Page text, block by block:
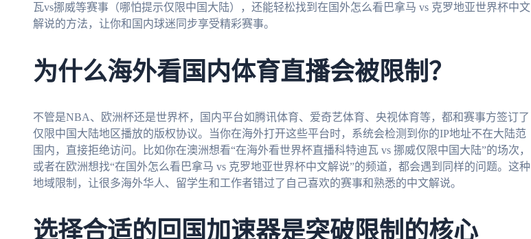
瓦vs挪威等赛事（哪怕提示仅限中国大陆），还能轻松找到在国外怎么看巴拿马 vs 克罗地亚世界杯中文
解说的方法，让你和国内球迷同步享受精彩赛事。
为什么海外看国内体育直播会被限制？
不管是NBA、欧洲杯还是世界杯，国内平台如腾讯体育、爱奇艺体育、央视体育等，都和赛事方签订了
仅限中国大陆地区播放的版权协议。当你在海外打开这些平台时，系统会检测到你的IP地址不在大陆范
围内，直接拒绝访问。比如你在澳洲想看“在海外看世界杯直播科特迪瓦 vs 挪威仅限中国大陆”的场次，
或者在欧洲想找“在国外怎么看巴拿马 vs 克罗地亚世界杯中文解说”的频道，都会遇到同样的问题。这种
地域限制，让很多海外华人、留学生和工作者错过了自己喜欢的赛事和熟悉的中文解说。
选择合适的回国加速器是突破限制的核心